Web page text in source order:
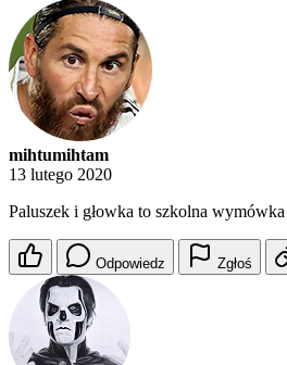
mihtumihtam
13 lutego 2020
Paluszek i głowka to szkolna wymówka
Odpowiedz Zgłoś